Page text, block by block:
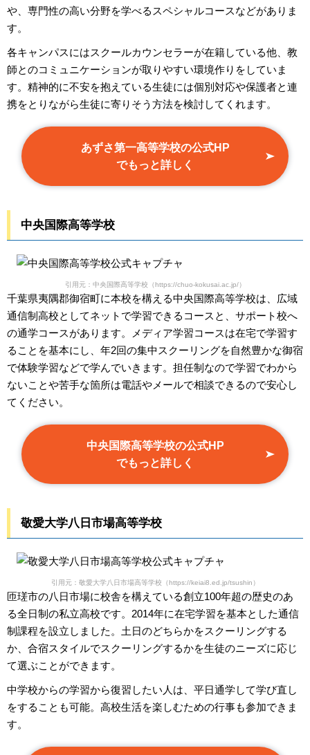
や、専門性の高い分野を学べるスペシャルコースなどがありま
す。
各キャンパスにはスクールカウンセラーが在籍している他、教
師とのコミュニケーションが取りやすい環境作りをしていま
す。精神的に不安を抱えている生徒には個別対応や保護者と連
携をとりながら生徒に寄りそう方法を検討してくれます。
あずさ第一高等学校の公式HP
でもっと詳しく
中央国際高等学校
引用元：中央国際高等学校（https://chuo-kokusai.ac.jp/）
千葉県夷隅郡御宿町に本校を構える中央国際高等学校は、広域
通信制高校としてネットで学習できるコースと、サポート校へ
の通学コースがあります。メディア学習コースは在宅で学習す
ることを基本にし、年2回の集中スクーリングを自然豊かな御宿
で体験学習などで学んでいきます。担任制なので学習でわから
ないことや苦手な箇所は電話やメールで相談できるので安心し
てください。
中央国際高等学校の公式HP
でもっと詳しく
敬愛大学八日市場高等学校
引用元：敬愛大学八日市場高等学校（https://keiai8.ed.jp/tsushin）
匝瑳市の八日市場に校舎を構えている創立100年超の歴史のあ
る全日制の私立高校です。2014年に在宅学習を基本とした通信
制課程を設立しました。土日のどちらかをスクーリングする
か、合宿スタイルでスクーリングするかを生徒のニーズに応じ
て選ぶことができます。
中学校からの学習から復習したい人は、平日通学して学び直し
をすることも可能。高校生活を楽しむための行事も参加できま
す。